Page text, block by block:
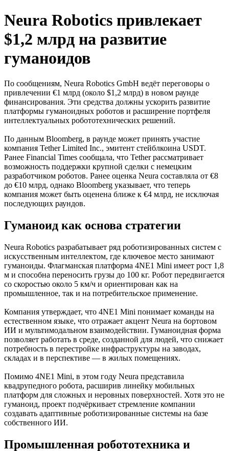
Neura Robotics привлекает
$1,2 млрд на развитие
гуманоидов
По сообщениям, Neura Robotics GmbH ведёт переговоры о
привлечении €1 млрд (около $1,2 млрд) в новом раунде
финансирования. Эти средства должны ускорить развитие
платформы гуманоидных роботов и расширение портфеля
интеллектуальных робототехнических решений.
По данным Bloomberg, в раунде может принять участие
компания Tether Limited Inc., эмитент стейблкоина USDT.
Ранее Financial Times сообщала, что Tether рассматривает
возможность поддержки крупной сделки с немецким
разработчиком роботов. Ранее оценка Neura составляла от €8
до €10 млрд, однако Bloomberg указывает, что теперь
компания может быть оценена ближе к €4 млрд, не исключая
последующих раундов.
Гуманоид как основа стратегии
Neura Robotics разрабатывает ряд роботизированных систем с
искусственным интеллектом, где ключевое место занимают
гуманоиды. Флагманская платформа 4NE1 Mini имеет рост 1,8
м и способна переносить грузы до 100 кг. Робот передвигается
со скоростью около 5 км/ч и ориентирован как на
промышленное, так и на потребительское применение.
Компания утверждает, что 4NE1 Mini понимает команды на
естественном языке, что отражает акцент Neura на бортовом
ИИ и мультимодальном взаимодействии. Гуманоидная форма
позволяет работать в среде, созданной для людей, что снижает
потребность в перестройке инфраструктуры на заводах,
складах и в перспективе — в жилых помещениях.
Помимо 4NE1 Mini, в этом году Neura представила
квадрупедного робота, расширив линейку мобильных
платформ для сложных и неровных поверхностей. Хотя это не
гуманоид, проект подчёркивает стремление компании
создавать адаптивные роботизированные системы на базе
собственного ИИ.
Промышленная робототехника и